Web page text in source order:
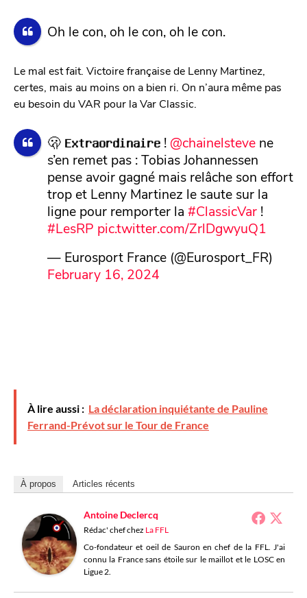
Oh le con, oh le con, oh le con.
Le mal est fait. Victoire française de Lenny Martinez,
certes, mais au moins on a bien ri. On n’aura même pas
eu besoin du VAR pour la Var Classic.
🫢 𝗘𝘅𝘁𝗿𝗮𝗼𝗿𝗱𝗶𝗻𝗮𝗶𝗿𝗲 ! @chainelstevene
s’en remet pas : Tobias Johannessen
pense avoir gagné mais relâche son effort
trop et Lenny Martinez le saute sur la
ligne pour remporter la #ClassicVar!
#LesRP pic.twitter.com/ZrlDgwyuQ1
— Eurosport France (@Eurosport_FR)
February 16, 2024
À lire aussi : La déclaration inquiétante de Pauline
Ferrand-Prévot sur le Tour de France
À propos Articles récents
Antoine Declercq
Rédac' chefchez La FFL
Co-fondateur et oeil de Sauron en chef de la FFL. J'ai
connu la France sans étoile sur le maillot et le LOSC en
Ligue 2.